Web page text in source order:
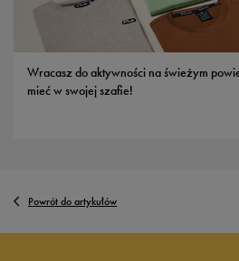
Wracasz do aktywności na świeżym
mieć w swojej szafie!
Powrót do artykułów